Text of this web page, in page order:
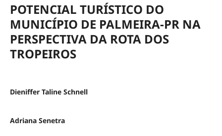
POTENCIAL TURÍSTICO DO
MUNICÍPIO DE PALMEIRA-PR NA
PERSPECTIVA DA ROTA DOS
TROPEIROS
Dieniffer Taline Schnell
Adriana Senetra